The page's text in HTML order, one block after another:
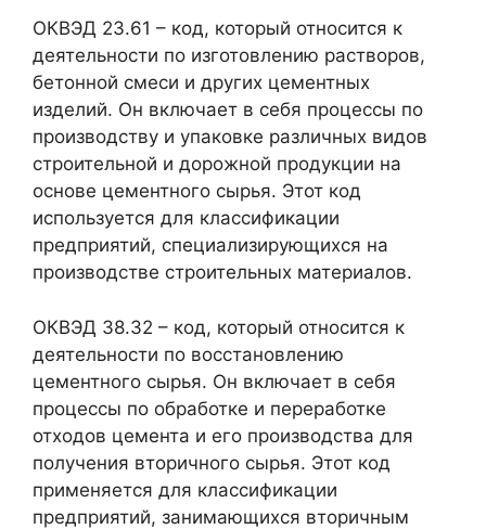
ОКВЭД 23.61 – код, который относится к
деятельности по изготовлению растворов,
бетонной смеси и других цементных
изделий. Он включает в себя процессы по
производству и упаковке различных видов
строительной и дорожной продукции на
основе цементного сырья. Этот код
используется для классификации
предприятий, специализирующихся на
производстве строительных материалов.
ОКВЭД 38.32 – код, который относится к
деятельности по восстановлению
цементного сырья. Он включает в себя
процессы по обработке и переработке
отходов цемента и его производства для
получения вторичного сырья. Этот код
применяется для классификации
предприятий, занимающихся вторичным